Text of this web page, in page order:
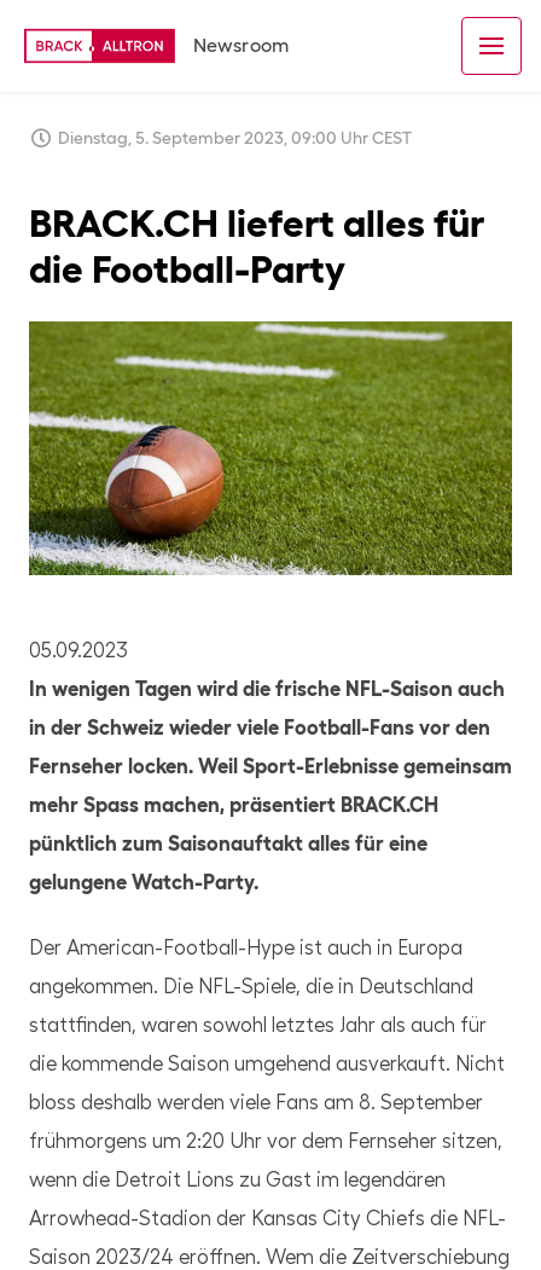
Newsroom
Dienstag, 5. September 2023, 09:00 Uhr CEST
BRACK.CH liefert alles für
die Football-Party
PNG
05.09.2023
In wenigen Tagen wird die frische NFL-Saison auch
in der Schweiz wieder viele Football-Fans vor den
Fernseher locken. Weil Sport-Erlebnisse gemeinsam
mehr Spass machen, präsentiert BRACK.CH
pünktlich zum Saisonauftakt alles für eine
gelungene Watch-Party.
Der American-Football-Hype ist auch in Europa
angekommen. Die NFL-Spiele, die in Deutschland
stattfinden, waren sowohl letztes Jahr als auch für
die kommende Saison umgehend ausverkauft. Nicht
bloss deshalb werden viele Fans am 8. September
frühmorgens um 2:20 Uhr vor dem Fernseher sitzen,
wenn die Detroit Lions zu Gast im legendären
Arrowhead-Stadion der Kansas City Chiefs die NFL-
Saison 2023/24 eröffnen. Wem die Zeitverschiebung